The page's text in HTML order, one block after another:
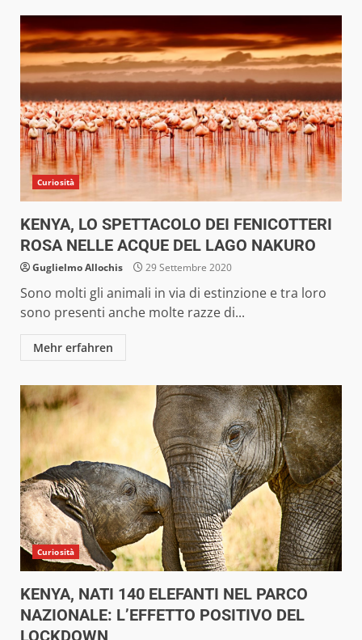
Curiosità
KENYA, LO SPETTACOLO DEI FENICOTTERI
ROSA NELLE ACQUE DEL LAGO NAKURO
Guglielmo Allochis 29 Settembre 2020
Sono molti gli animali in via di estinzione e tra loro
sono presenti anche molte razze di...
Mehr erfahren
Curiosità
KENYA, NATI 140 ELEFANTI NEL PARCO
NAZIONALE: L’EFFETTO POSITIVO DEL
LOCKDOWN